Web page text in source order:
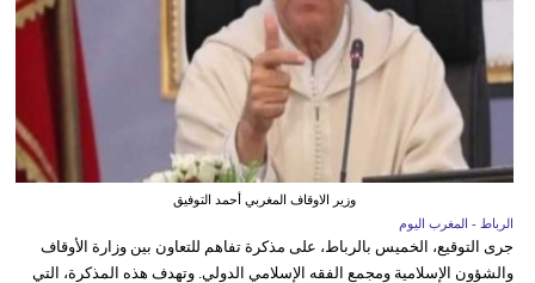
وزير الاوقاف المغربي أحمد التوفيق
الرباط - المغرب اليوم
جرى التوقيع، الخميس بالرباط، على مذكرة تفاهم للتعاون بين وزارة الأوقاف
والشؤون الإسلامية ومجمع الفقه الإسلامي الدولي. وتهدف هذه المذكرة، التي